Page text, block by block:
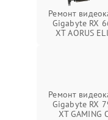
Ремонт
Gigabyte RX
XT AORUS
Ремонт
Gigabyte RX
XT GAMING